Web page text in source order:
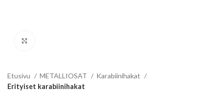
Etusivu METALLIOSAT
Karabiinihakat
Erityiset karabiinihakat